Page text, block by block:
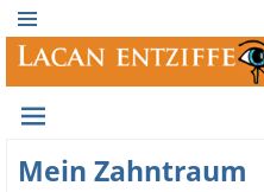
Mein Zahntraum